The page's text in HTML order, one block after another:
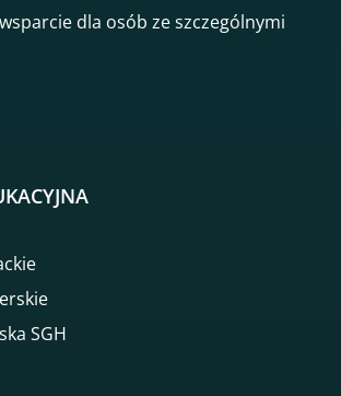
dla osób ze szczególnymi
do tłumacza on-line języka migowego
SGH